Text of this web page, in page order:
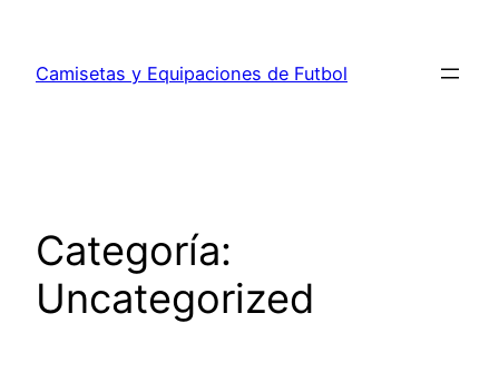
contenido
Camisetas y Equipaciones de Futbol
Categoría:
Uncategorized